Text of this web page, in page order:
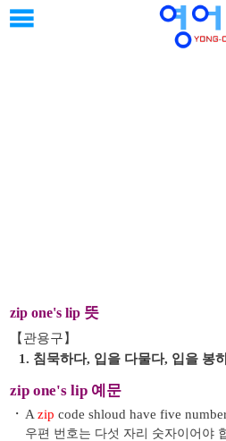
zip one's lip 뜻
【관용구】
1. 침묵하다, 입을 다물다, 입을 봉
zip one's lip 예문
・ A zip code shloud have five
우편 번호는 다섯 자리 숫자이어야